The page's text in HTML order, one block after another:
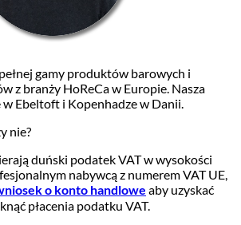
gamy produktów barowych i
z branży HoReCa w Europie. Nasza
w Ebeltoft i Kopenhadze w Danii.
nie?
duński podatek VAT w wysokości
nabywcą z numerem VAT UE,
o konto handlowe aby uzyskać
płacenia podatku VAT.